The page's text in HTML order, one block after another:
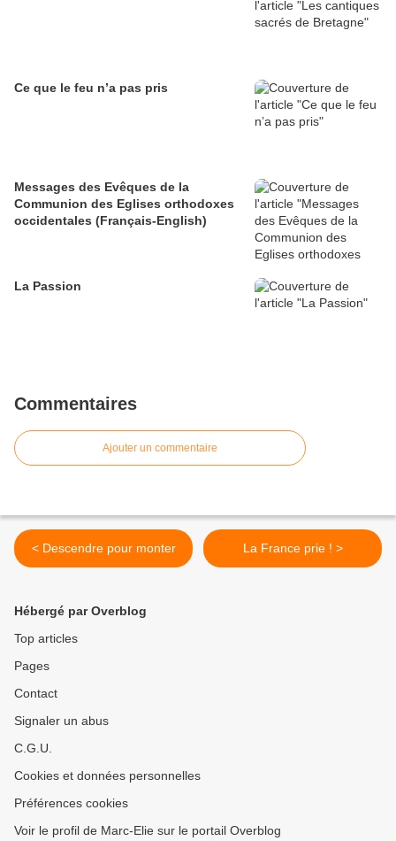
Ce que le feu n’a pas pris
Messages des Evêques de la
Communion des Eglises orthodoxes
occidentales (Français-English)
La Passion
Commentaires
Ajouter un commentaire
< Descendre pour monter La France prie ! >
Hébergé par Overblog
Top articles
Pages
Contact
Signaler un abus
C.G.U.
Cookies et données personnelles
Préférences cookies
Voir le profil de Marc-Elie sur le portail Overblog